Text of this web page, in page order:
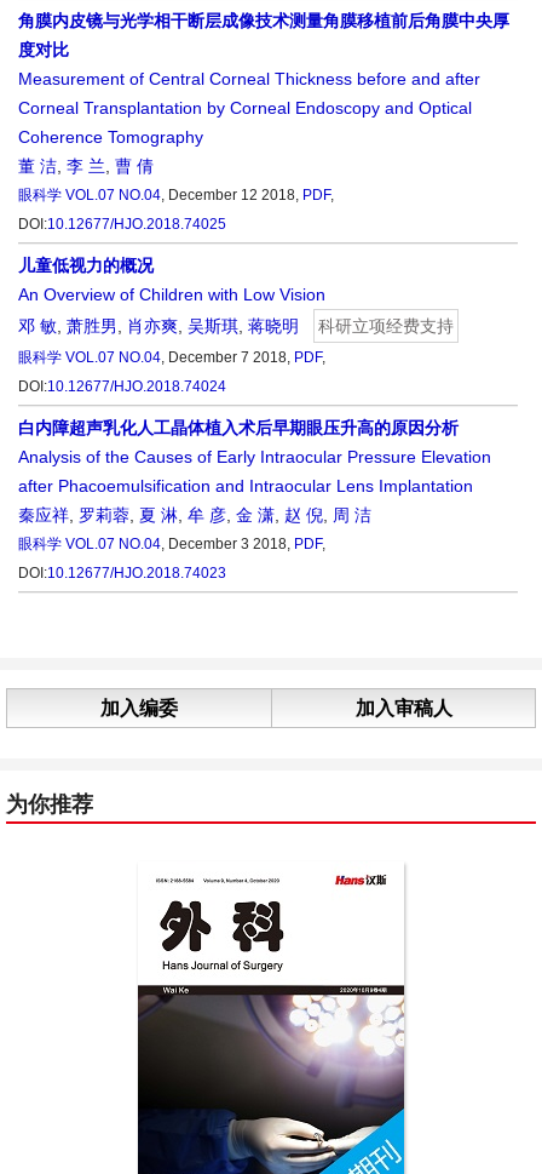
角膜内皮镜与光学相干断层成像技术测量角膜移植前后角膜中央厚
度对比
Measurement of Central Corneal Thickness before and after
Corneal Transplantation by Corneal Endoscopy and Optical
Coherence Tomography
董 洁 李 兰 曹 倩
眼科学 VOL.07 NO.04, December 12 2018, PDF,
DOI:10.12677/HJO.2018.74025
儿童低视力的概况
An Overview of Children with Low Vision
邓 敏 萧胜男 肖亦爽 吴斯琪 蒋晓明 科研立项经费支持
眼科学 VOL.07 NO.04, December 7 2018, PDF,
DOI:10.12677/HJO.2018.74024
白内障超声乳化人工晶体植入术后早期眼压升高的原因分析
Analysis of the Causes of Early Intraocular Pressure Elevation
after Phacoemulsification and Intraocular Lens Implantation
秦应祥 罗莉蓉 夏 淋 牟 彦 金 潇 赵 倪 周 洁
眼科学 VOL.07 NO.04, December 3 2018, PDF,
DOI:10.12677/HJO.2018.74023
加入编委 加入审稿人
为你推荐